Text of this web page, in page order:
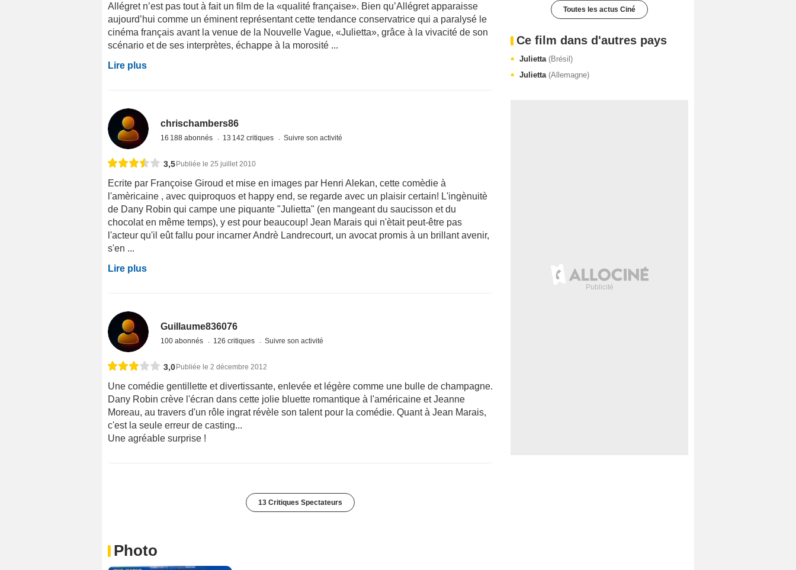
Allégret n’est pas tout à fait un film de la «qualité française». Bien qu’Allégret apparaisse
aujourd’hui comme un éminent représentant cette tendance conservatrice qui a paralysé le
cinéma français avant la venue de la Nouvelle Vague, «Julietta», grâce à la vivacité de son
scénario et de ses interprètes, échappe à la morosité ...
Lire plus
chrischambers86
16 188 abonnés 13 142 critiques Suivre son activité
3,5 Publiée le 25 juillet 2010
Ecrite par Françoise Giroud et mise en images par Henri Alekan, cette comèdie à
l'amèricaine , avec quiproquos et happy end, se regarde avec un plaisir certain! L'ingènuitè
de Dany Robin qui campe une piquante "Julietta" (en mangeant du saucisson et du
chocolat en même temps), y est pour beaucoup! Jean Marais qui n'ètait peut-être pas
l'acteur qu'il eût fallu pour incarner Andrè Landrecourt, un avocat promis à un brillant avenir,
s'en ...
Lire plus
Guillaume836076
100 abonnés 126 critiques Suivre son activité
3,0 Publiée le 2 décembre 2012
Une comédie gentillette et divertissante, enlevée et légère comme une bulle de champagne.
Dany Robin crève l'écran dans cette jolie bluette romantique à l'américaine et Jeanne
Moreau, au travers d'un rôle ingrat révèle son talent pour la comédie. Quant à Jean Marais,
c'est la seule erreur de casting...
Une agréable surprise !
13 Critiques Spectateurs
Photo
Toutes les actus Ciné
Ce film dans d'autres pays
Julietta (Brésil)
Julietta (Allemagne)